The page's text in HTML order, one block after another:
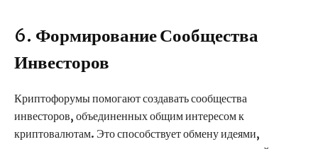
6. Формирование Сообщества
Инвесторов
Криптофорумы помогают создавать сообщества
инвесторов, объединенных общим интересом к
криптовалютам. Это способствует обмену идеями,